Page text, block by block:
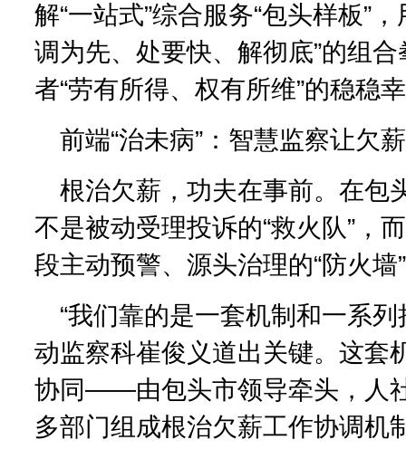
解“一站式”综合服务“包头样板”
调为先、处要快、解彻底”的组
者“劳有所得、权有所维”的稳稳
前端“治未病”：智慧监察让欠
根治欠薪，功夫在事前。在包
不是被动受理投诉的“救火队”，
段主动预警、源头治理的“防火墙
“我们靠的是一套机制和一系列
动监察科崔俊义道出关键。这套
协同——由包头市领导牵头，人
多部门组成根治欠薪工作协调机